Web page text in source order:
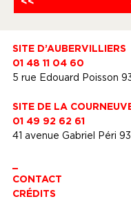
SITE D’AUBERVILLIERS
01 48 11 04 60
5 rue Edouard Poisson
SITE DE LA
01 49 92 62 61
41 avenue Gabriel Péri
CONTACT
CRÉDITS